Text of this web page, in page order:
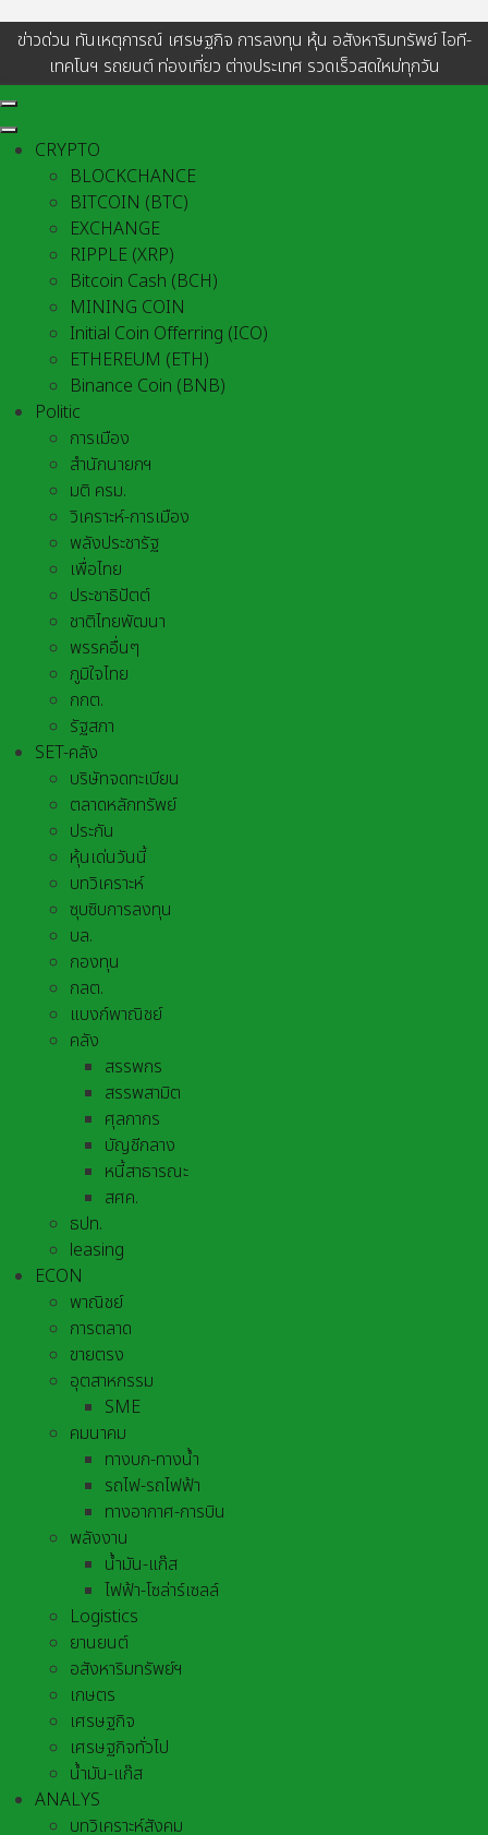
ข่าวด่วน ทันเหตุการณ์ เศรษฐกิจ การลงทุน หุ้น อสังหาริมทรัพย์ ไอที-
เทคโนฯ รถยนต์ ท่องเที่ยว ต่างประเทศ รวดเร็วสดใหม่ทุกวัน
CRYPTO
BLOCKCHANCE
BITCOIN (BTC)
EXCHANGE
RIPPLE (XRP)
Bitcoin Cash (BCH)
MINING COIN
Initial Coin Offerring (ICO)
ETHEREUM (ETH)
Binance Coin (BNB)
Politic
การเมือง
สำนักนายกฯ
มติ ครม.
วิเคราะห์-การเมือง
พลังประชารัฐ
เพื่อไทย
ประชาธิปัตต์
ชาติไทยพัฒนา
พรรคอื่นๆ
ภูมิใจไทย
กกต.
รัฐสภา
SET-คลัง
บริษัทจดทะเบียน
ตลาดหลักทรัพย์
ประกัน
หุ้นเด่นวันนี้
บทวิเคราะห์
ซุบซิบการลงทุน
บล.
กองทุน
กลต.
แบงก์พาณิชย์
คลัง
สรรพกร
สรรพสามิต
ศุลกากร
บัญชีกลาง
หนี้สาธารณะ
สศค.
ธปท.
leasing
ECON
พาณิชย์
การตลาด
ขายตรง
อุตสาหกรรม
SME
คมนาคม
ทางบก-ทางน้ำ
รถไฟ-รถไฟฟ้า
ทางอากาศ-การบิน
พลังงาน
น้ำมัน-แก๊ส
ไฟฟ้า-โซล่าร์เซลล์
Logistics
ยานยนต์
อสังหาริมทรัพย์ฯ
เกษตร
เศรษฐกิจ
เศรษฐกิจทั่วไป
น้ำมัน-แก๊ส
ANALYS
บทวิเคราะห์สังคม